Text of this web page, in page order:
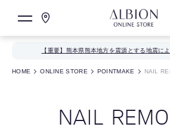
【重要】熊本県熊本地方を震源とする地震に
HOME ONLINE STORE POINTMAKE NAIL
NAIL